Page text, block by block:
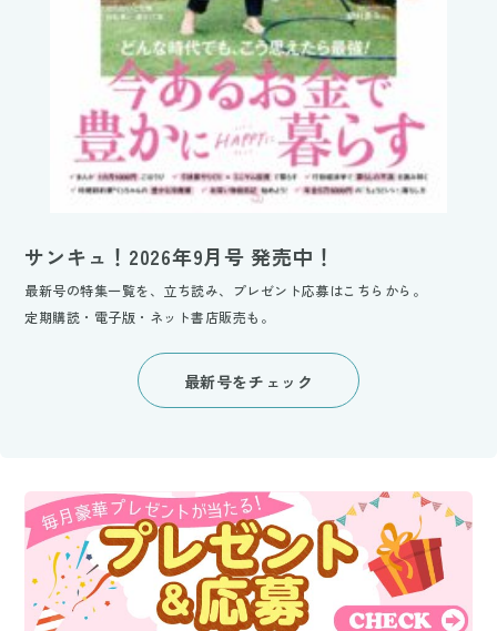
サンキュ！2026年9月号 発売中！
最新号の特集一覧を、立ち読み、プレゼント応募はこちらから。
定期購読・電子版・ネット書店販売も。
最新号をチェック